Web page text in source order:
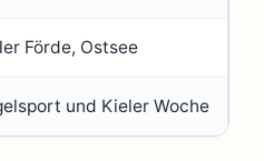
Förde, Ostsee
und Kieler Woche